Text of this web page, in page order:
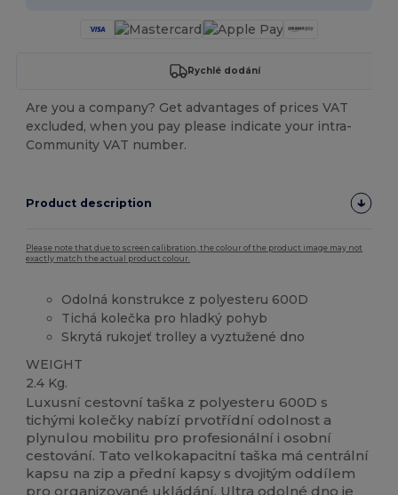
Rychlé dodání
Are you a company? Get advantages of prices VAT
excluded, when you pay please indicate your intra-
Community VAT number.
Product description
Please note that due to screen calibration, the colour of the product image may not
exactly match the actual product colour.
Odolná konstrukce z polyesteru 600D
Tichá kolečka pro hladký pohyb
Skrytá rukojeť trolley a vyztužené dno
WEIGHT
2.4 Kg.
Luxusní cestovní taška z polyesteru 600D s
tichými kolečky nabízí prvotřídní odolnost a
plynulou mobilitu pro profesionální i osobní
cestování. Tato velkokapacitní taška má centrální
kapsu na zip a přední kapsy s dvojitým oddílem
pro organizované ukládání. Ultra odolné dno je